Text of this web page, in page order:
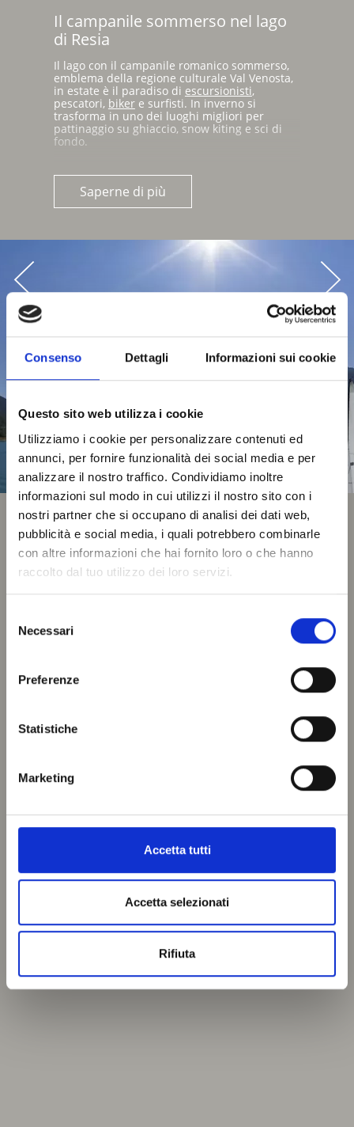
Consenso Dettagli Informazioni sui cookie
Questo sito web utilizza i cookie
Utilizziamo i cookie per personalizzare contenuti ed
annunci, per fornire funzionalità dei social media e per
analizzare il nostro traffico. Condividiamo inoltre
informazioni sul modo in cui utilizzi il nostro sito con i
nostri partner che si occupano di analisi dei dati web,
pubblicità e social media, i quali potrebbero combinarle
con altre informazioni che hai fornito loro o che hanno
raccolto dal tuo utilizzo dei loro servizi.
delNecessari
Preferenze
Statistiche
Marketing
Accetta tutti
Accetta selezionati
Rifiuta
Il campanile sommerso nel lago
di Resia
Il lago con il campanile romanico sommerso,
emblema della regione culturale Val Venosta,
in estate è il paradiso di escursionisti,
pescatori, bikere surfisti. In inverno si
trasforma in uno dei luoghi migliori per
pattinaggio su ghiaccio, snow kiting e sci di
fondo.
Saperne di più